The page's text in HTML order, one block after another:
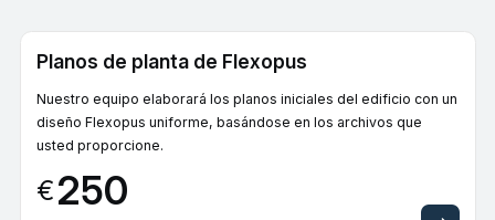
Planos de planta de Flexopus
Nuestro equipo elaborará los planos iniciales del edificio con un
diseño Flexopus uniforme, basándose en los archivos que
usted proporcione.
€250